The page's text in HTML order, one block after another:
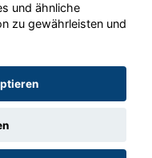
Autoland
und ähnliche
zu gewährleisten und